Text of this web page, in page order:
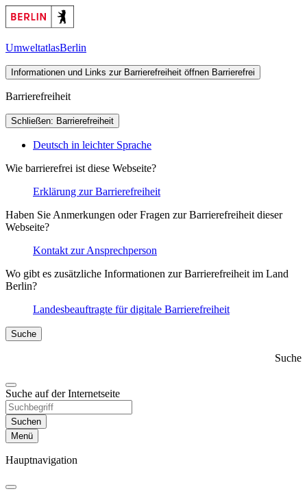
UmweltatlasBerlin
Informationen und Links zur Barrierefreiheit öffnen Barrierefrei
Barrierefreiheit
Schließen: Barrierefreiheit
Deutsch in leichter Sprache
Wie barrierefrei ist diese Webseite?
Erklärung zur Barrierefreiheit
Haben Sie Anmerkungen oder Fragen zur Barrierefreiheit dieser
Webseite?
Kontakt zur Ansprechperson
Wo gibt es zusätzliche Informationen zur Barrierefreiheit im Land
Berlin?
Landesbeauftragte für digitale Barrierefreiheit
Suche
Suche
Suche auf der Internetseite
Suchen
Menü
Hauptnavigation